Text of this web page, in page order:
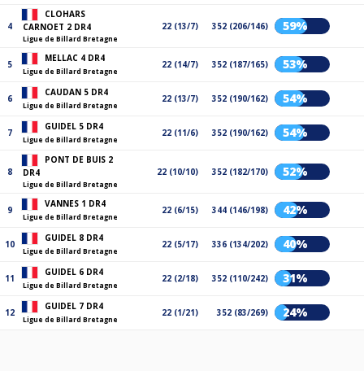
4
CLOHARS
CARNOET 2 DR4
Ligue de Billard Bretagne
22 (13/7) 352 (206/146) 59%
5
MELLAC 4 DR4
Ligue de Billard Bretagne
22 (14/7) 352 (187/165) 53%
6
CAUDAN 5 DR4
Ligue de Billard Bretagne
22 (13/7) 352 (190/162) 54%
7
GUIDEL 5 DR4
Ligue de Billard Bretagne
22 (11/6) 352 (190/162) 54%
8
PONT DE BUIS 2
DR4
Ligue de Billard Bretagne
22 (10/10) 352 (182/170) 52%
9
VANNES 1 DR4
Ligue de Billard Bretagne
22 (6/15) 344 (146/198) 42%
10
GUIDEL 8 DR4
Ligue de Billard Bretagne
22 (5/17) 336 (134/202) 40%
11
GUIDEL 6 DR4
Ligue de Billard Bretagne
22 (2/18) 352 (110/242) 31%
12
GUIDEL 7 DR4
Ligue de Billard Bretagne
22 (1/21) 352 (83/269) 24%